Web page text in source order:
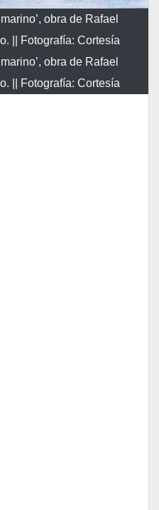
obra de Rafael
|| Fotografía: Cortesía
obra de Rafael
|| Fotografía: Cortesía